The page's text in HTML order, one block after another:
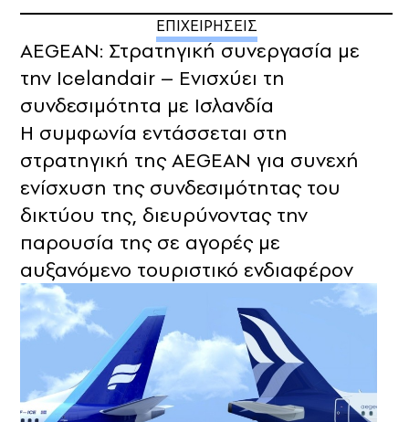
ΕΠΙΧΕΙΡΗΣΕΙΣ
AEGEAN: Στρατηγική συνεργασία με
την Icelandair – Ενισχύει τη
συνδεσιμότητα με Ισλανδία
Η συμφωνία εντάσσεται στη
στρατηγική της AEGEAN για συνεχή
ενίσχυση της συνδεσιμότητας του
δικτύου της, διευρύνοντας την
παρουσία της σε αγορές με
αυξανόμενο τουριστικό ενδιαφέρον